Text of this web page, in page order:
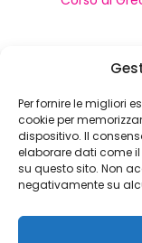
Per fornire le migliori
cookie per
dispositivo. Il
elaborare dati come
su questo sito. Non
negativamente su
+39 049
Via